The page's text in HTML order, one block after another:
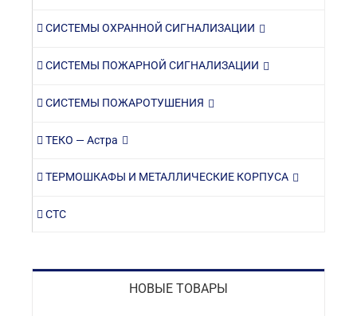
СИСТЕМЫ ОХРАННОЙ СИГНАЛИЗАЦИИ
СИСТЕМЫ ПОЖАРНОЙ СИГНАЛИЗАЦИИ
СИСТЕМЫ ПОЖАРОТУШЕНИЯ
ТЕКО — Астра
ТЕРМОШКАФЫ И МЕТАЛЛИЧЕСКИЕ КОРПУСА
СТС
НОВЫЕ ТОВАРЫ